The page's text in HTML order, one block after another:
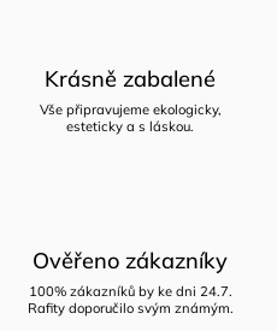
Krásně zabalené
Vše připravujeme ekologicky,
esteticky a s láskou.
Ověřeno zákazníky
100% zákazníků by ke dni 24.7.
Rafity doporučilo svým známým.